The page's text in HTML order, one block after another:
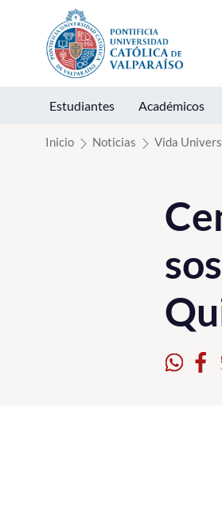
Click acá para ir directamente al
Estudiantes Académicos
Inicio Noticias Vida